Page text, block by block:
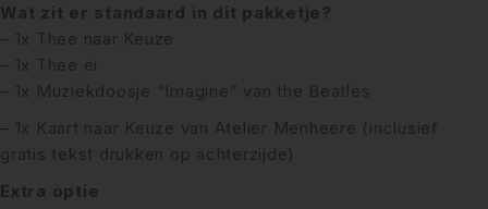
Wat zit er standaard in dit pakketje?
– 1x Thee naar Keuze
– 1x Thee ei
– 1x Muziekdoosje “Imagine” van the Beatles
– 1x Kaart naar Keuze van Atelier Menheere (inclusief
gratis tekst drukken op achterzijde)
Extra optie